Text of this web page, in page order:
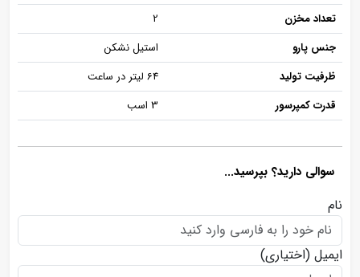
تعداد مخزن
2
جنس پارو
استیل نشکن
ظرفیت تولید
64 لیتر در ساعت
قدرت کمپرسور
3 اسب
سوالی دارید؟ بپرسید...
نام
ایمیل (اختیاری)